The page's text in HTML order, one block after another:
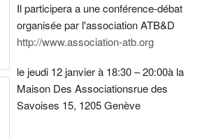
Il participera a une conférence-débat
organisée par l'association ATB&D
http://www.association-atb.org
le jeudi 12 janvier à 18:30 – 20:00à la
Maison Des Associationsrue des
Savoises 15, 1205 Genève